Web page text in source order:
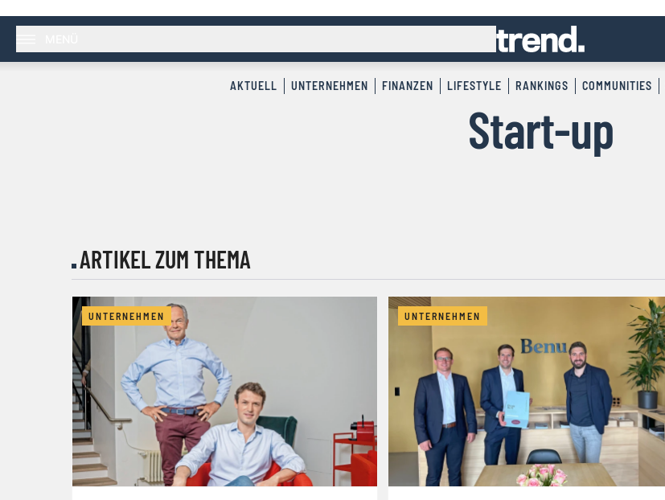
AKTUELL UNTERNEHMEN FINANZEN LIFESTYLE RANKINGS COMMUNITIES
Start-up
ARTIKEL ZUM THEMA
UNTERNEHMEN UNTERNEHMEN